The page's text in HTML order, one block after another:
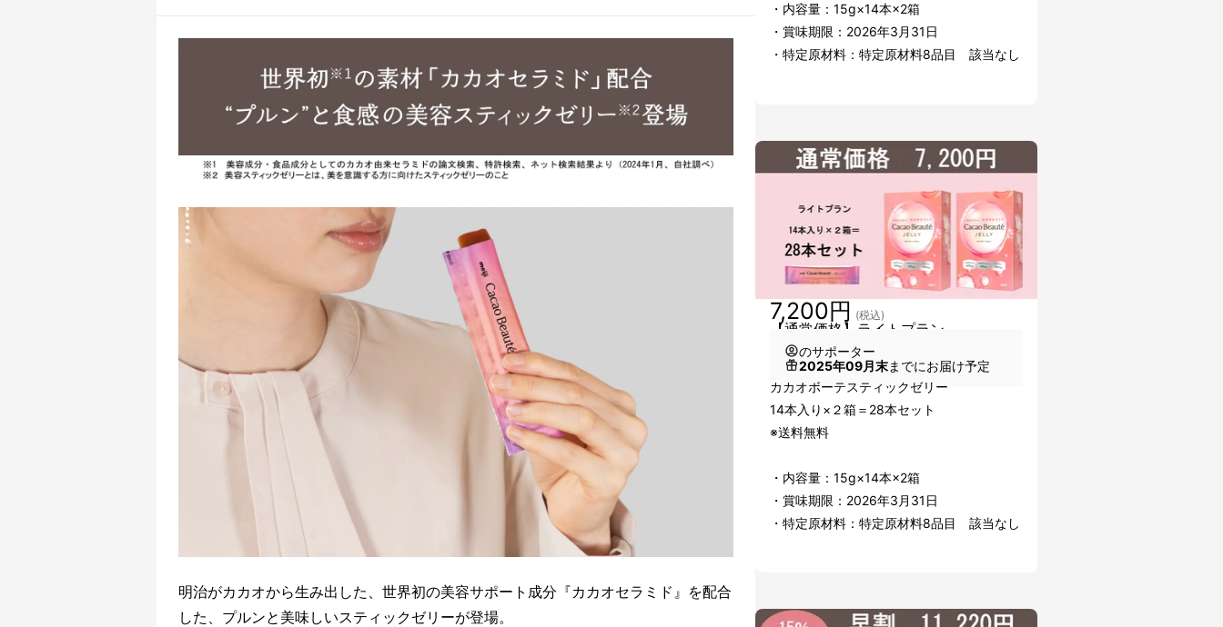
明治がカカオから生み出した、世界初の美容サポート成分『カカオセラミド』を配合
した、プルンと美味しいスティックゼリーが登場。
・内容量：15g×14本×2箱
・賞味期限：2026年3月31日
・特定原材料：特定原材料8品目 該当なし
【通常価格】ライトプラン
7,200円 (税込)
のサポーター
2025年09月末までにお届け予定
カカオボーテスティックゼリー
14本入り×２箱＝28本セット
※送料無料
・内容量：15g×14本×2箱
・賞味期限：2026年3月31日
・特定原材料：特定原材料8品目 該当なし